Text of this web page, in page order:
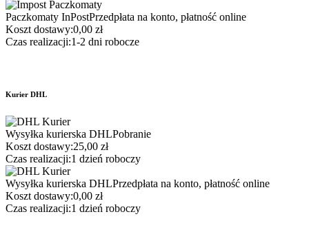
Paczkomaty InPostPrzedpłata na konto, płatność online
Koszt dostawy:0,00 zł
Czas realizacji:1-2 dni robocze
Kurier DHL
Wysyłka kurierska DHLPobranie
Koszt dostawy:25,00 zł
Czas realizacji:1 dzień roboczy
Wysyłka kurierska DHLPrzedpłata na konto, płatność online
Koszt dostawy:0,00 zł
Czas realizacji:1 dzień roboczy